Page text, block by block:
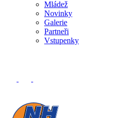
Mládež
Novinky
Galerie
Partneři
Vstupenky